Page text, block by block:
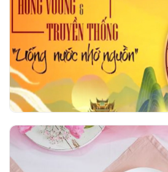
Giỗ tổ Hùng Vương và
nước nhớ